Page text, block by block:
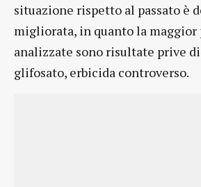
situazione rispetto al passato è
migliorata, in quanto la maggior
analizzate sono risultate prive
glifosato, erbicida controverso.